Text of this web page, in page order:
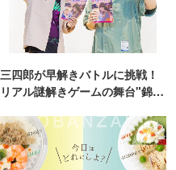
三四郎が早解きバトルに挑戦！
リアル謎解きゲームの舞台"錦糸